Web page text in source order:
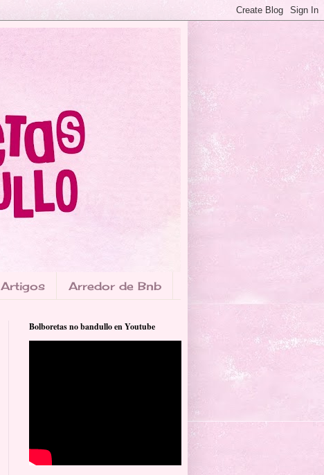
Artigos Arredor de Bnb
Bolboretas no bandullo en Youtube